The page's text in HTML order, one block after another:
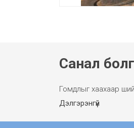
Санал
Гомдлыг хаахаар
Дэлгэрэнгүй